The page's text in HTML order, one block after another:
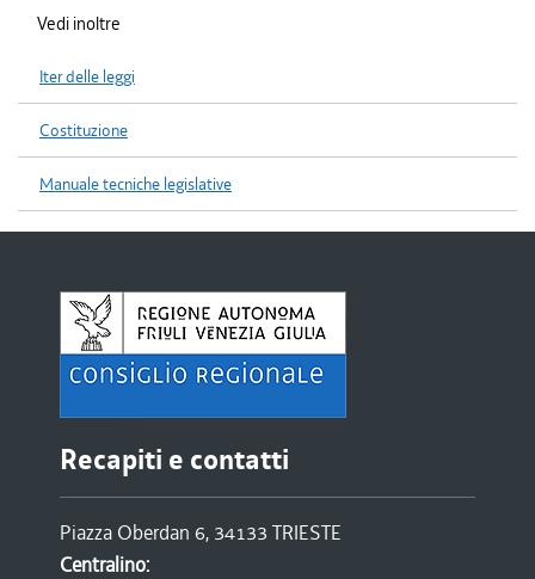
Vedi inoltre
Iter delle leggi
Costituzione
Manuale tecniche legislative
Recapiti e contatti
Piazza Oberdan 6, 34133 TRIESTE
Centralino: